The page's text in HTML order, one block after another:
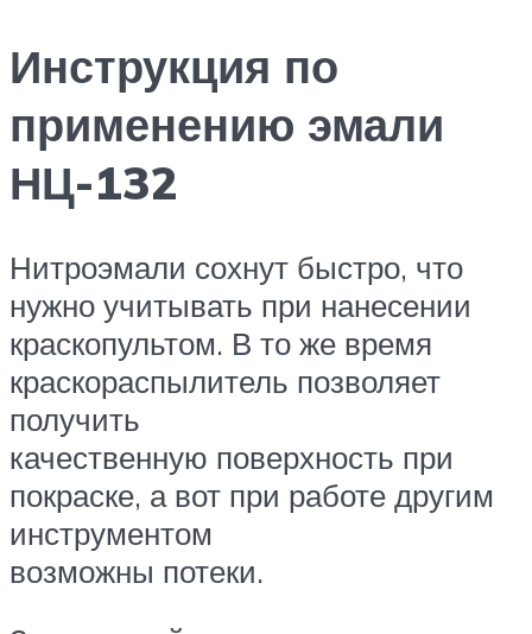
Инструкция по
применению эмали
НЦ-132
Нитроэмали сохнут быстро, что
нужно учитывать при нанесении
краскопультом. В то же время
краскораспылитель позволяет
получить
качественную поверхность при
покраске, а вот при работе другим
инструментом
возможны потеки.